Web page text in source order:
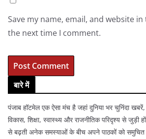
Save my name, email, and website
the next time I comment.
बारे में
पंजाब हॉटमेल एक ऐसा मंच है जहां दुनिया भर चुनिंदा
विकास, शिक्षा, स्वास्थ्य और राजनीतिक परिदृश्य से जुड़ी
से बढ़ती अनेक समस्याओं के बीच अपने पाठकों को समुचित